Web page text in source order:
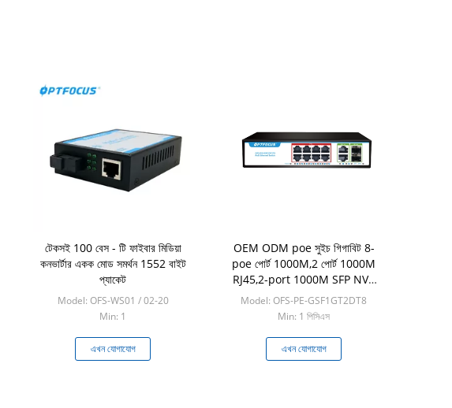
টেকসই 100 বেস - টি ফাইবার মিডিয়া
কনভার্টার একক মোড সমর্থন 1552 বাইট
প্যাকেট
Model: OFS-WS01 / 02-20
Min: 1
এখন যোগাযোগ
OEM ODM poe সুইচ গিগাবিট 8-
poe পোর্ট 1000M,2 পোর্ট 1000M
RJ45,2-port 1000M SFP NVR
ISP FTTH CCTV IP ক্যামেরার জন্য
Model: OFS-PE-GSF1GT2DT8
Min: 1 পিসিএস
এখন যোগাযোগ